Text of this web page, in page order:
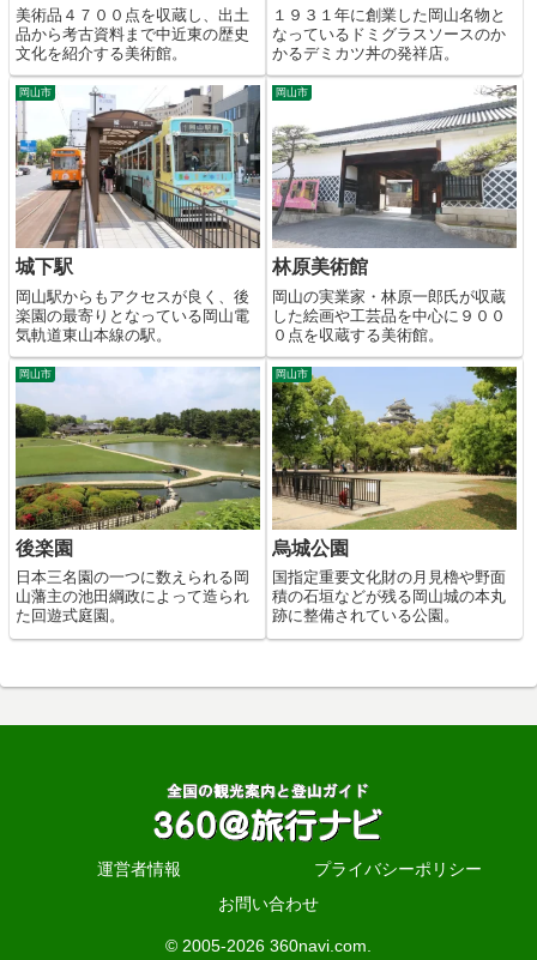
美術品４７００点を収蔵し、出土
品から考古資料まで中近東の歴史
文化を紹介する美術館。
１９３１年に創業した岡山名物と
なっているドミグラスソースのか
かるデミカツ丼の発祥店。
岡山市
城下駅
岡山駅からもアクセスが良く、後
楽園の最寄りとなっている岡山電
気軌道東山本線の駅。
岡山市
林原美術館
岡山の実業家・林原一郎氏が収蔵
した絵画や工芸品を中心に９００
０点を収蔵する美術館。
岡山市
後楽園
日本三名園の一つに数えられる岡
山藩主の池田綱政によって造られ
た回遊式庭園。
岡山市
烏城公園
国指定重要文化財の月見櫓や野面
積の石垣などが残る岡山城の本丸
跡に整備されている公園。
運営者情報
プライバシーポリシー
お問い合わせ
© 2005-2026 360navi.com.